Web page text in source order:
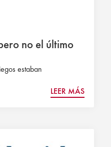
no el último
estaban
LEER MÁS